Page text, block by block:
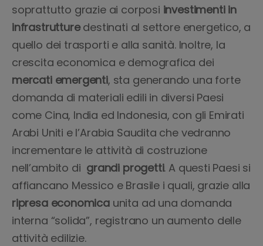
soprattutto grazie ai corposi investimenti in
infrastrutturedestinati al settore energetico, a
quello dei trasporti e alla sanità. Inoltre, la
crescita economica e demografica dei
mercati emergenti, sta generando una forte
domanda di materiali edili in diversi Paesi
come Cina, India ed Indonesia, con gli Emirati
Arabi Uniti e l’Arabia Saudita che vedranno
incrementare le attività di costruzione
nell’ambito di grandi progetti. A questi Paesi si
affiancano Messico e Brasile i quali, grazie alla
ripresa economicaunita ad una domanda
interna “solida”, registrano un aumento delle
attività edilizie.